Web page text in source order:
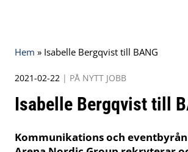
Hem » Isabelle Bergqvist till BANG
2021-02-22 | PÅ NYTT JOBB
Isabelle Bergqvist till
Kommunikations och eventbyrån